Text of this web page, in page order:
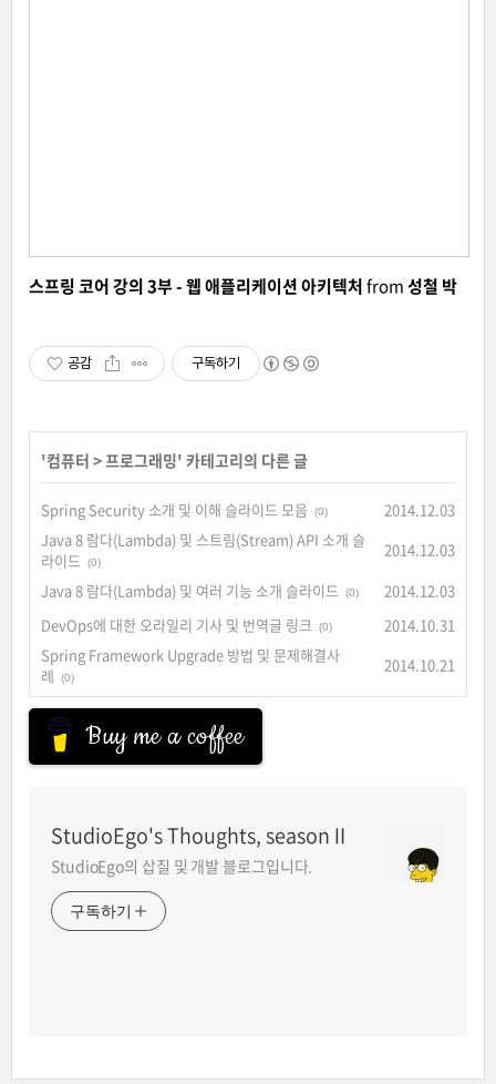
스프링 코어 강의 3부 - 웹 애플리케이션 아키텍처from성철 박
공감 구독하기
'컴퓨터 >프로그래밍' 카테고리의 다른 글
Spring Security 소개 및 이해 슬라이드 모음 (0)
2014.12.03
Java 8 람다(Lambda) 및 스트림(Stream) API 소개 슬
라이드
(0)
2014.12.03
Java 8 람다(Lambda) 및 여러 기능 소개 슬라이드
(0)
2014.12.03
DevOps에 대한 오라일리 기사 및 번역글 링크
(0)
2014.10.31
Spring Framework Upgrade 방법 및 문제해결사
례
(0)
2014.10.21
Buy me a coffee
StudioEgo's Thoughts, seasonⅡ
StudioEgo의 삽질 및 개발 블로그입니다.
구독하기